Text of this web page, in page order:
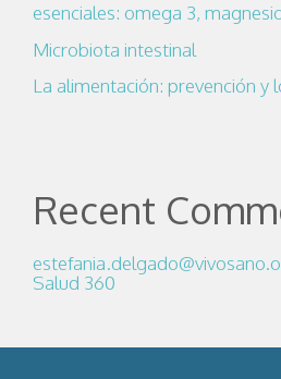
esenciales: omega 3,
Microbiota intestinal
La alimentación: prevención y
Recent
Salud 360